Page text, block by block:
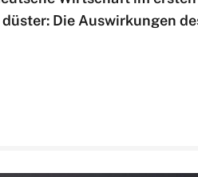
Die Auswirkungen